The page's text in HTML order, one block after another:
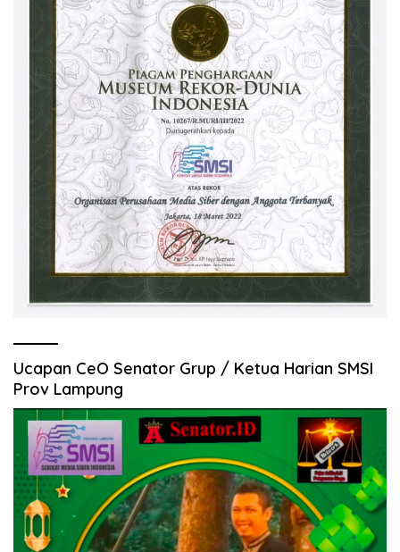
Ucapan CeO Senator Grup / Ketua Harian SMSI
Prov Lampung